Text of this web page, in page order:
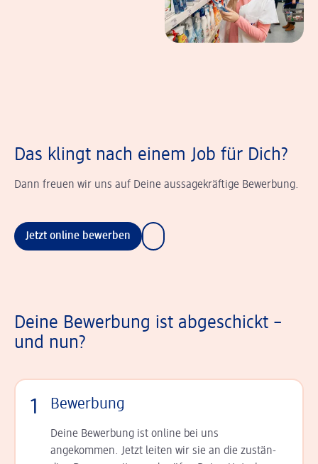
Das klingt nach einem Job für Dich?
Dann freuen wir uns auf Deine aussagekräftige Bewerbung.
Jetzt online bewerben
Deine Bewerbung ist abgeschickt –
und nun?
1 Bewerbung
Deine Bewerbung ist online bei uns
angekommen. Jetzt leiten wir sie an die zu­stän­